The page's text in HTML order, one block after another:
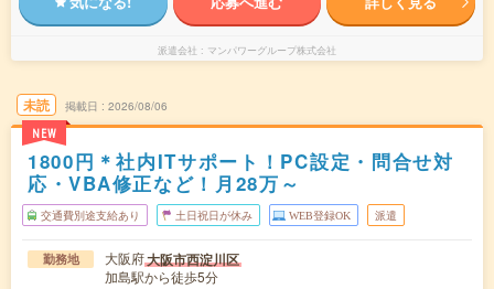
派遣会社 マンパワーグループ株式会社
未読
NEW
掲載日 2026/08/06
1800円＊社内ITサポート！PC設定・問合せ対
応・VBA修正など！月28万～
交通費別途支給あり 土日祝日が休み WEB登録OK 派遣
勤務地 大阪府大阪市西淀川区
加島駅から徒歩5分